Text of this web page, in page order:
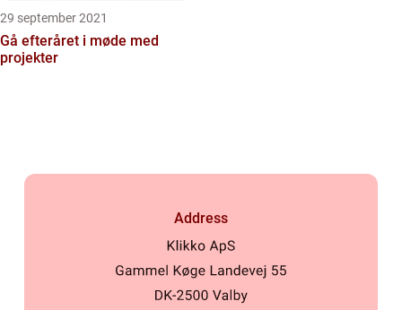
29 september 2021
Gå efteråret i møde med
projekter
Address